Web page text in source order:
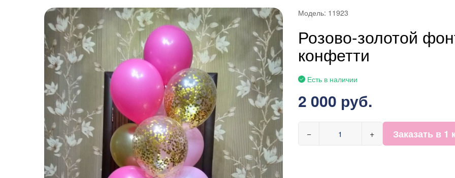
Модель: 11923
Розово-золотой
конфетти
Есть в наличии
2 000 руб.
− + Заказать в 1